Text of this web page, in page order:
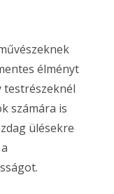
élményt
számára is
ülésekre